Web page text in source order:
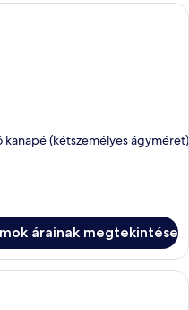
modern szállodai szoba,
kanapé (kétszemélyes ágyméret)
árainak megtekintése
hálószoba, amelyben található